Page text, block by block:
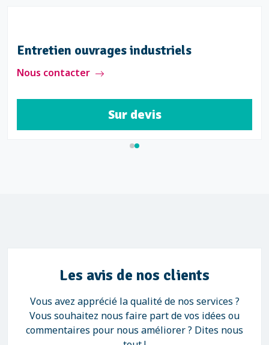
Entretien ouvrages industriels
Nous contacter
Sur devis
Les avis de nos clients
Vous avez apprécié la qualité de nos services ?
Vous souhaitez nous faire part de vos idées ou
commentaires pour nous améliorer ? Dites nous